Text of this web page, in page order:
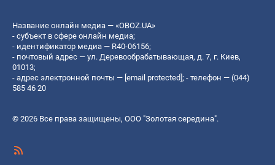
Название онлайн медиа — «OBOZ.UA»
- субъект в сфере онлайн медиа;
- идентификатор медиа — R40-06156;
- почтовый адрес — ул. Деревообрабатывающая, д. 7, г. Киев,
01013;
- адрес электронной почты — [email protected] ; - телефон — (044)
585 46 20
© 2026 Все права защищены, ООО "Золотая середина".